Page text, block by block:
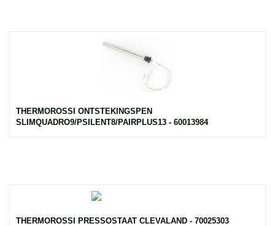
THERMOROSSI ONTSTEKINGSPEN
SLIMQUADRO9/PSILENT8/PAIRPLUS13 - 60013984
THERMOROSSI PRESSOSTAAT CLEVALAND - 70025303